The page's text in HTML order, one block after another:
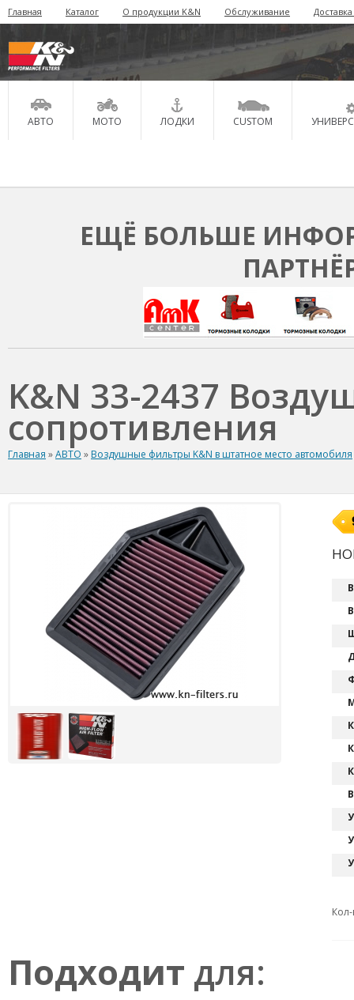
Главная Каталог О продукции K&N Обслуживание
АВТО МОТО ЛОДКИ CUSTOM
ЕЩЁ БОЛЬШЕ
K&N 33-2437
сопротивления
Главная »АВТО » Воздушные фильтры K&N в штатное место автомобиля
Подходит для: